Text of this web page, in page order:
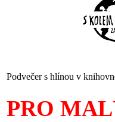
Podvečer s hlínou v
PRO